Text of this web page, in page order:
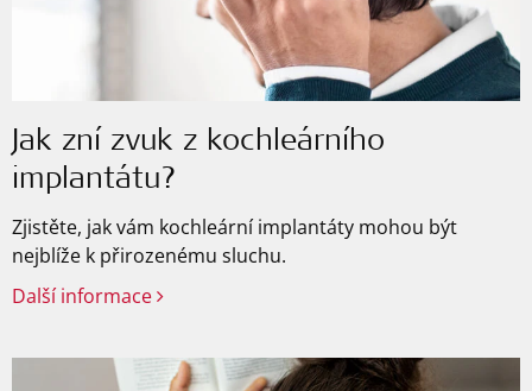
Jak zní zvuk z kochleárního
implantátu?
Zjistěte, jak vám kochleární implantáty mohou být
nejblíže k přirozenému sluchu.
Další informace